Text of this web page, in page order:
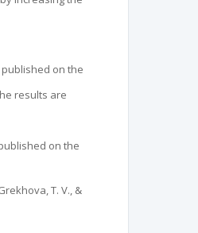
on the
results are
on the
T. V., &